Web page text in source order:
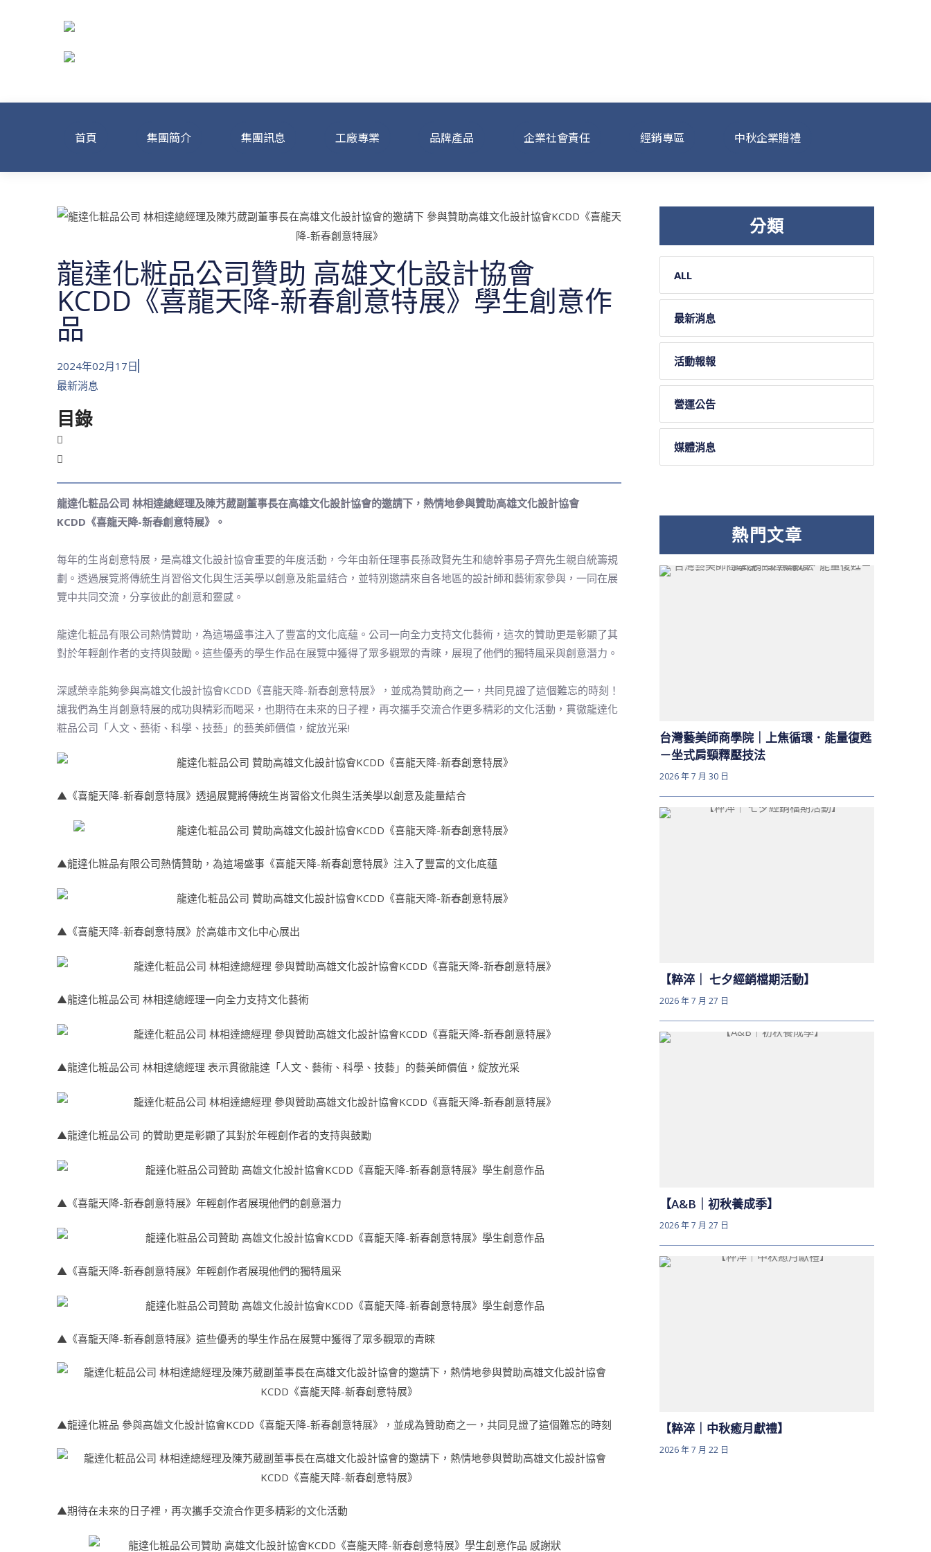
首頁 集團簡介 集團訊息 工廠專業 品牌產品 企業社會責任 經銷專區 中秋企業贈禮
龍達化粧品公司贊助 高雄文化設計協會
KCDD《喜龍天降-新春創意特展》學生創意作
品
2024年02月17日
最新消息
目錄
龍達化粧品公司 林相達總經理及陳艿葳副董事長在高雄文化設計協會的邀請下，熱情地參與贊助高雄文化設計協會
KCDD《喜龍天降-新春創意特展》。
每年的生肖創意特展，是高雄文化設計協會重要的年度活動，今年由新任理事長孫政賢先生和總幹事易子齊先生親自統籌規
劃。透過展覽將傳統生肖習俗文化與生活美學以創意及能量結合，並特別邀請來自各地區的設計師和藝術家參與，一同在展
覽中共同交流，分享彼此的創意和靈感。
龍達化粧品有限公司熱情贊助，為這場盛事注入了豐富的文化底蘊。公司一向全力支持文化藝術，這次的贊助更是彰顯了其
對於年輕創作者的支持與鼓勵。這些優秀的學生作品在展覽中獲得了眾多觀眾的青睞，展現了他們的獨特風采與創意潛力。
深感榮幸能夠參與高雄文化設計協會KCDD《喜龍天降-新春創意特展》，並成為贊助商之一，共同見證了這個難忘的時刻！
讓我們為生肖創意特展的成功與精彩而喝采，也期待在未來的日子裡，再次攜手交流合作更多精彩的文化活動，貫徹龍達化
粧品公司「人文、藝術、科學、技藝」的藝美師價值，綻放光采!
▲《喜龍天降-新春創意特展》透過展覽將傳統生肖習俗文化與生活美學以創意及能量結合
▲龍達化粧品有限公司熱情贊助，為這場盛事《喜龍天降-新春創意特展》注入了豐富的文化底蘊
▲《喜龍天降-新春創意特展》於高雄市文化中心展出
▲龍達化粧品公司 林相達總經理一向全力支持文化藝術
▲龍達化粧品公司 林相達總經理 表示貫徹龍達「人文、藝術、科學、技藝」的藝美師價值，綻放光采
▲龍達化粧品公司 的贊助更是彰顯了其對於年輕創作者的支持與鼓勵
▲《喜龍天降-新春創意特展》年輕創作者展現他們的創意潛力
▲《喜龍天降-新春創意特展》年輕創作者展現他們的獨特風采
▲《喜龍天降-新春創意特展》這些優秀的學生作品在展覽中獲得了眾多觀眾的青睞
▲龍達化粧品 參與高雄文化設計協會KCDD《喜龍天降-新春創意特展》，並成為贊助商之一，共同見證了這個難忘的時刻
▲期待在未來的日子裡，再次攜手交流合作更多精彩的文化活動
分類
ALL
最新消息
活動報報
營運公告
媒體消息
熱門文章
台灣藝美師商學院｜上焦循環．能量復甦
－坐式肩頸釋壓技法
2026 年 7 月 30 日
【粹淬｜ 七夕經銷檔期活動】
2026 年 7 月 27 日
【A&B｜初秋養成季】
2026 年 7 月 27 日
【粹淬｜中秋癒月獻禮】
2026 年 7 月 22 日